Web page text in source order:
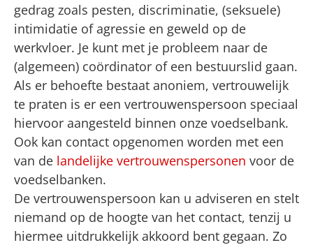
gedrag zoals pesten, discriminatie, (seksuele)
intimidatie of agressie en geweld op de
werkvloer. Je kunt met je probleem naar de
(algemeen) coördinator of een bestuurslid gaan.
Als er behoefte bestaat anoniem, vertrouwelijk
te praten is er een vertrouwenspersoon speciaal
hiervoor aangesteld binnen onze voedselbank.
Ook kan contact opgenomen worden met een
van de landelijke vertrouwenspersonen voor de
voedselbanken.
De vertrouwenspersoon kan u adviseren en stelt
niemand op de hoogte van het contact, tenzij u
hiermee uitdrukkelijk akkoord bent gegaan. Zo